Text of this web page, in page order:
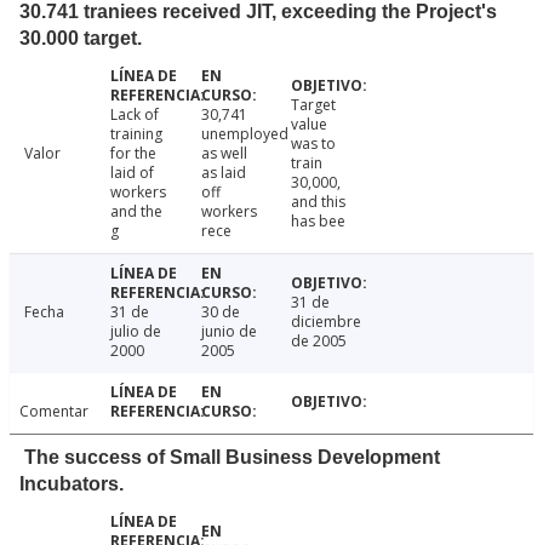
30.741 traniees received JIT, exceeding the Project's
30.000 target.
Valor
Lack of
training
for the
laid of
workers
and the
g
30,741
unemployed
as well
as laid
off
workers
rece
Target
value
was to
train
30,000,
and this
has bee
Fecha
31 de
julio de
2000
30 de
junio de
2005
31 de
diciembre
de 2005
Comentar
The success of Small Business Development
Incubators.